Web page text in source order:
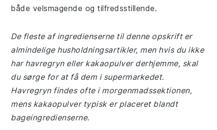
både velsmagende og tilfredsstillende.
De fleste af ingredienserne til denne opskrift er
almindelige husholdningsartikler, men hvis du ikke
har havregryn eller kakaopulver derhjemme, skal
du sørge for at få dem i supermarkedet.
Havregryn findes ofte i morgenmadssektionen,
mens kakaopulver typisk er placeret blandt
bageingredienserne.